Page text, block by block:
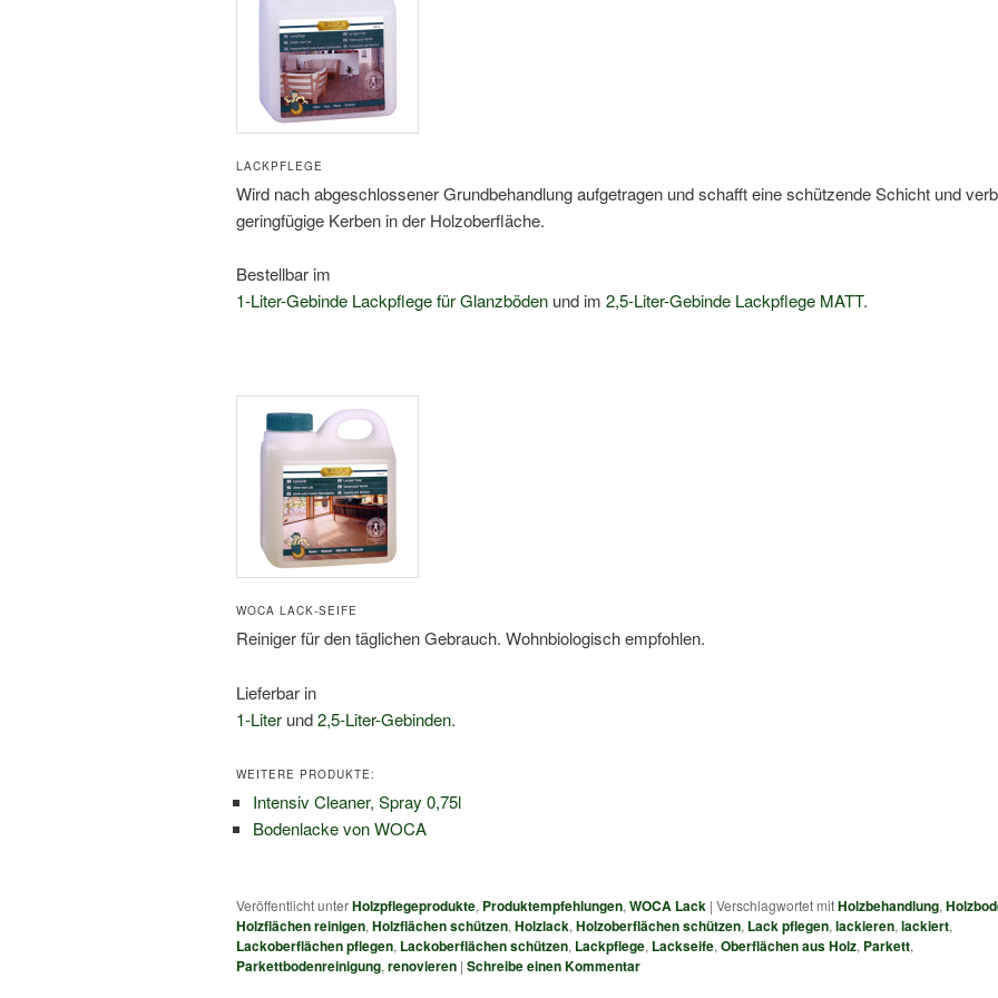
LACKPFLEGE
Wird nach abgeschlossener Grundbehandlung aufgetragen und schafft eine schützende Schicht und
geringfügige Kerben in der Holzoberfläche.
Bestellbar im
1-Liter-Gebinde Lackpflege für Glanzböden und im 2,5-Liter-Gebinde Lackpflege MATT.
WOCA LACK-SEIFE
Reiniger für den täglichen Gebrauch. Wohnbiologisch empfohlen.
Lieferbar in
1-Liter und2,5-Liter-Gebinden.
WEITERE PRODUKTE:
Intensiv Cleaner, Spray 0,75l
Bodenlacke von WOCA
Veröffentlicht unterHolzpflegeprodukte, Produktempfehlungen,WOCA Lack | Verschlagwortet mitHolzbehandlung,
Holzflächen reinigen,Holzflächen schützen,Holzlack,Holzoberflächen schützen, Lack pflegen,lackieren,lackiert,
Lackoberflächen pflegen, Lackoberflächen schützen, Lackpflege, Lackseife,Oberflächen aus Holz, Parkett,
Parkettbodenreinigung,renovieren | Schreibe einen Kommentar